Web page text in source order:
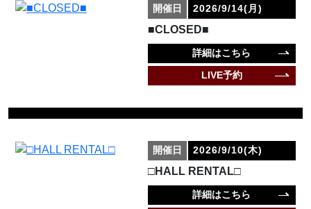
開催日 2026/9/14(月)
■CLOSED■
詳細はこちら
LIVE予約
開催日 2026/9/10(木)
□HALL RENTAL□
詳細はこちら